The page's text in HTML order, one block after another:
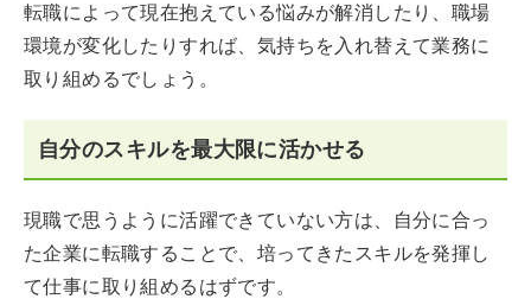
転職によって現在抱えている悩みが解消したり、職場
環境が変化したりすれば、気持ちを入れ替えて業務に
取り組めるでしょう。
自分のスキルを最大限に活かせる
現職で思うように活躍できていない方は、自分に合っ
た企業に転職することで、培ってきたスキルを発揮し
て仕事に取り組めるはずです。